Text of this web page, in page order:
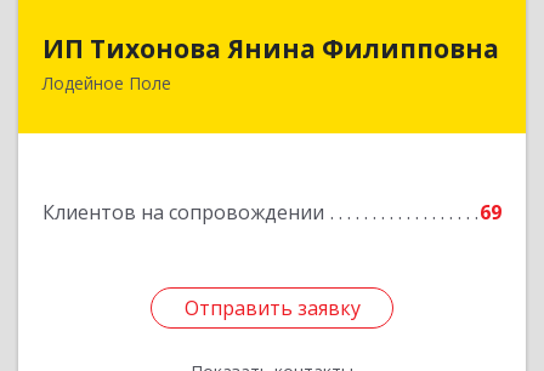
ИП Тихонова Янина Филипповна
Лодейное Поле
Клиентов на сопровождении 69
Отправить заявку
187700, Ленинградская обл, Лодейнопольский
Подробнее
Отправить заявку